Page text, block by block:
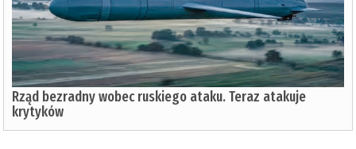
Rząd bezradny wobec ruskiego ataku. Teraz atakuje
krytyków